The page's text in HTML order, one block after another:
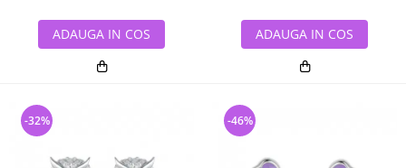
ADAUGA IN COS ADAUGA IN COS
-32% -46%